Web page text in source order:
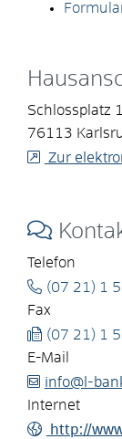
Schlossplatz
76113
Zur
Telefon
(07 21) 1
Fax
(07 21) 1
E-Mail
info@l-
Internet
http://